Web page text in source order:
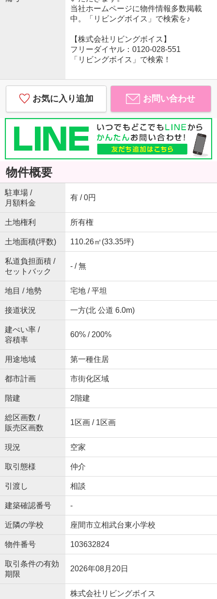
当社ホームページに物件情報多数掲載
中。「リビングボイス」で検索を♪
【株式会社リビングボイス】
フリーダイヤル：0120-028-551
「リビングボイス」で検索！
お気に入り追加 お問い合わせ
物件概要
駐車場 /
月額料金
有 / 0円
土地権利 所有権
土地面積(坪数) 110.26㎡(33.35坪)
私道負担面積 /
セットバック
- / 無
地目 / 地勢 宅地 / 平坦
接道状況 一方(北 公道 6.0m)
建ぺい率 /
容積率
60% / 200%
用途地域 第一種住居
都市計画 市街化区域
階建 2階建
総区画数 /
販売区画数
1区画 / 1区画
現況 空家
取引態様 仲介
引渡し 相談
建築確認番号 -
近隣の学校 座間市立相武台東小学校
物件番号 103632824
取引条件の有効
期限
2026年08月20日
株式会社リビングボイス